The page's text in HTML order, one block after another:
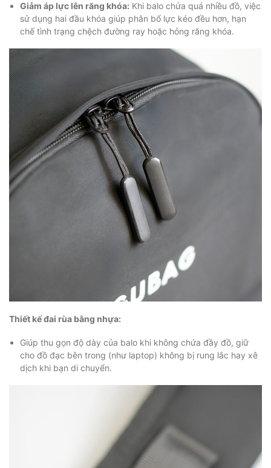
Giảm áp lực lên răng khóa: Khi balo chứa quá nhiều đồ, việc
sử dụng hai đầu khóa giúp phân bổ lực kéo đều hơn, hạn
chế tình trạng chệch đường ray hoặc hỏng răng khóa.
Thiết kế đai rùa bằng nhựa:
Giúp thu gọn độ dày của balo khi không chứa đầy đồ, giữ
cho đồ đạc bên trong (như laptop) không bị rung lắc hay xê
dịch khi bạn di chuyển.